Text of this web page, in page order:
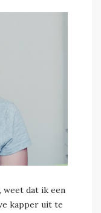
weet dat ik een
kapper uit te